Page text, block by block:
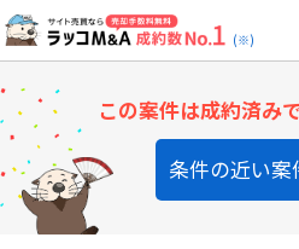
(※)
この案件は成約済み
条件の近い案